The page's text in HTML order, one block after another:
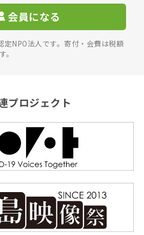
会員になる
NPO法人です。寄付・会費は税額
。
プロジェクト